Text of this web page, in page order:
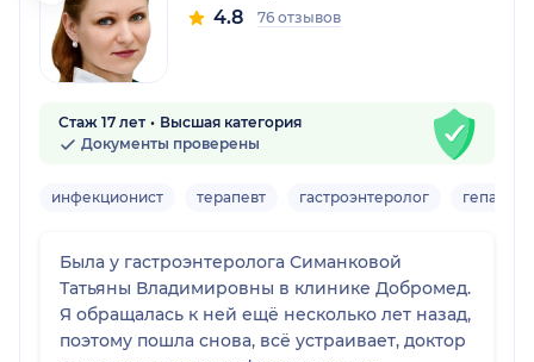
4.8 76 отзывов
Стаж 17 лет
Высшая категория
Документы проверены
инфекционист терапевт гастроэнтеролог
Была у гастроэнтеролога Симанковой
Татьяны Владимировны в клинике Добромед.
Я обращалась к ней ещё несколько лет назад,
поэтому пошла снова, всё устраивает, доктор